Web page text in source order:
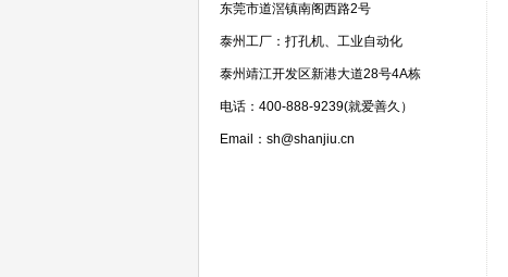
东莞市道滘镇南阁西路2号
泰州工厂：打孔机、工业自动化
泰州靖江开发区新港大道28号4A栋
电话：400-888-9239(就爱善久）
Email：sh@shanjiu.cn